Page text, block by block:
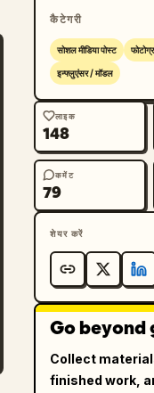
कैटेगरी
सोशल मीडिया पोस्ट
इन्फ्लुएंसर / मॉडल
लाइक
148
कमेंट
79
शेयर करें
Go beyond
Collect
finished work,